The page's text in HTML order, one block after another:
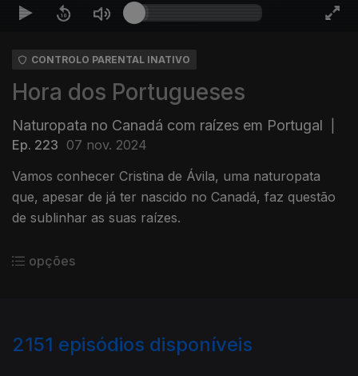
CONTROLO PARENTAL INATIVO
Hora dos Portugueses
Naturopata no Canadá com raízes em Portugal
Ep. 223 07 nov. 2024
Vamos conhecer Cristina de Ávila, uma naturopata
que, apesar de já ter nascido no Canadá, faz questão
de sublinhar as suas raízes.
opções
2151 episódios disponíveis